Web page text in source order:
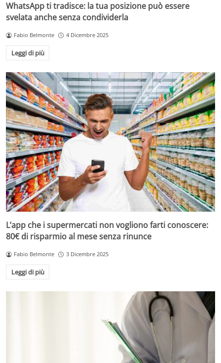
WhatsApp ti tradisce: la tua posizione può essere
svelata anche senza condividerla
Fabio Belmonte 4 Dicembre 2025
Leggi di più
L’app che i supermercati non vogliono farti conoscere:
80€ di risparmio al mese senza rinunce
Fabio Belmonte 3 Dicembre 2025
Leggi di più